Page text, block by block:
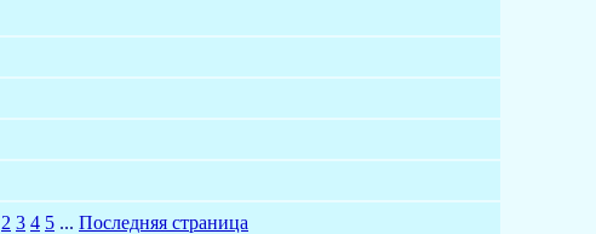
2 3 4 5 ... Последняя страница